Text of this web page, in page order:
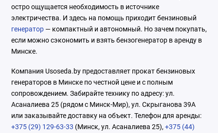
остро ощущается необходимость в источнике
электричества. И здесь на помощь приходит бензиновый
генератор— компактный и автономный. Но зачем покупать,
если можно сэкономить и взять бензогенератор в аренду в
Минске.
Компания Usoseda.by предоставляет прокат бензиновых
генераторов в Минске по честной цене и с полным
сопровождением. Забирайте технику по адресу: ул.
Асаналиева 25 (рядом с Минск-Мир), ул. Скрыганова 39А
или заказывайте доставку на объект. Телефон для аренды:
+375 (29) 129-63-33 (Минск, ул. Асаналиева 25), +375 (44)